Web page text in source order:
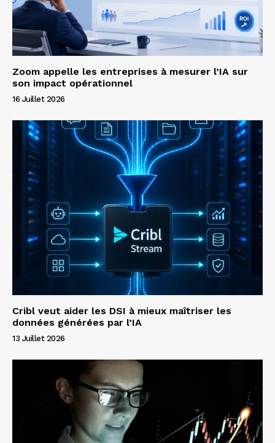
Zoom appelle les entreprises à mesurer l’IA sur
son impact opérationnel
16 Juillet 2026
Cribl veut aider les DSI à mieux maîtriser les
données générées par l’IA
13 Juillet 2026